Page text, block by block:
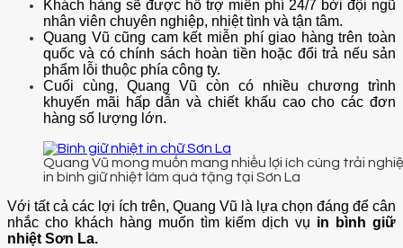
Khách hàng sẽ được hỗ trợ miễn phí 24/7 bởi đội ngũ
nhân viên chuyên nghiệp, nhiệt tình và tận tâm.
Quang Vũ cũng cam kết miễn phí giao hàng trên toàn
quốc và có chính sách hoàn tiền hoặc đổi trả nếu sản
phẩm lỗi thuộc phía công ty.
Cuối cùng, Quang Vũ còn có nhiều chương trình
khuyến mãi hấp dẫn và chiết khấu cao cho các đơn
hàng số lượng lớn.
Quang Vũ mong muốn mang nhiều lợi ích cùng trải
in bình giữ nhiệt làm quà tặng tại Sơn La
Với tất cả các lợi ích trên, Quang Vũ là lựa chọn đáng để cân
nhắc cho khách hàng muốn tìm kiếm dịch vụ in bình giữ
nhiệt Sơn La.